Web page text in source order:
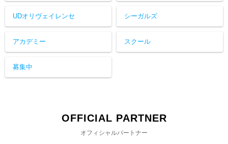
UDオリヴェイレンセ シーガルズ
アカデミー スクール
募集中
OFFICIAL PARTNER
オフィシャルパートナー